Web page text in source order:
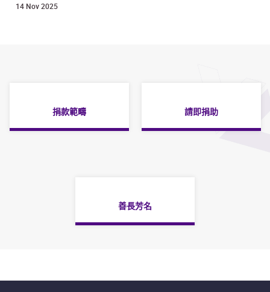
14 Nov 2025
捐款範疇 請即捐助
善長芳名